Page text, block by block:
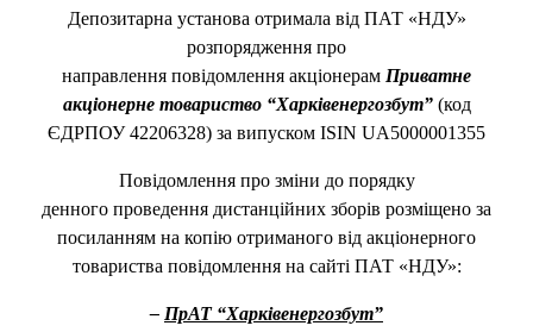
Депозитарна установа отримала від ПАТ «НДУ»
розпорядження про
направлення повідомлення акціонерам Приватне
акціонерне товариство “Харківенергозбут” (код
ЄДРПОУ 42206328) за випуском ISIN UA5000001355
Повідомлення про зміни до порядку
денного проведення дистанційних зборів розміщено за
посиланням на копію отриманого від акціонерного
товариства повідомлення на сайті ПАТ «НДУ»:
– ПрАТ “Харківенергозбут”